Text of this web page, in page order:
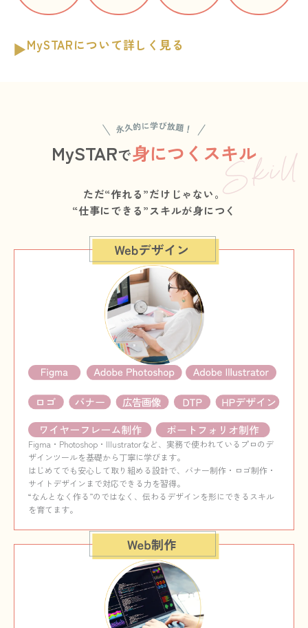
MySTARについて詳しく見る
MySTARで身につくスキル
ただ“作れる”だけじゃない。
“仕事にできる”スキルが身につく
Figma・Photoshop・Illustratorなど、実務で使われているプロのデ
ザインツールを基礎から丁寧に学びます。
はじめてでも安心して取り組める設計で、バナー制作・ロゴ制作・
サイトデザインまで対応できる力を習得。
“なんとなく作る”のではなく、伝わるデザインを形にできるスキル
を育てます。